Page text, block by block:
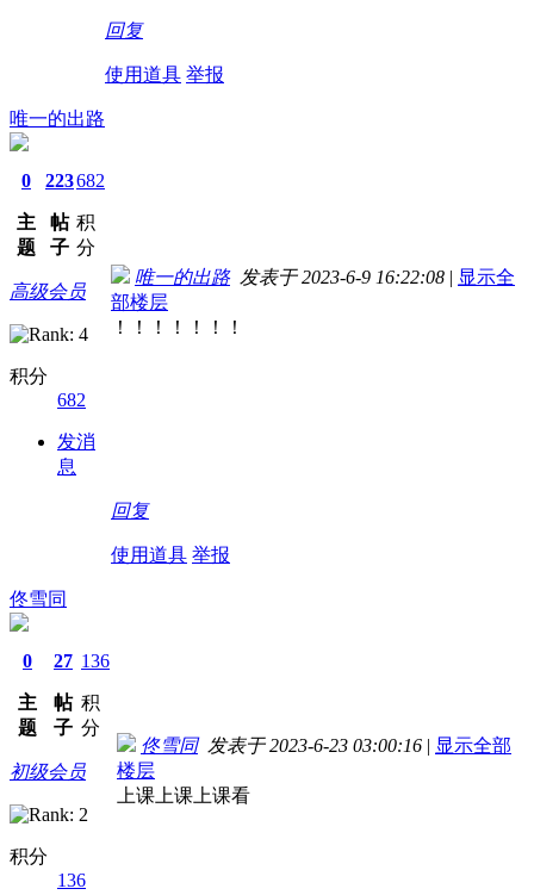
回复
使用道具 举报
唯一的出路
0
主
题
223
帖
子
682
积
分
高级会员
积分
682
发消
息
唯一的出路发表于 2023-6-9 16:22:08 | 显示全
部楼层
！！！！！！！
回复
使用道具 举报
佟雪同
0
主
题
27
帖
子
136
积
分
初级会员
积分
136
佟雪同发表于 2023-6-23 03:00:16 | 显示全部
楼层
上课上课上课看